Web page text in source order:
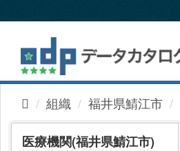
組織 福井県鯖江市
医療機関(福井県鯖江市)